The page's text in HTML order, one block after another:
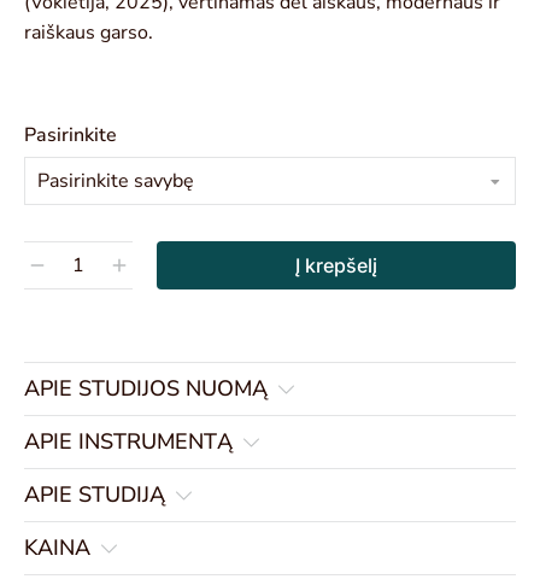
raiškaus garso.
Pasirinkite
Į krepšelį
APIE STUDIJOS NUOMĄ
APIE INSTRUMENTĄ
APIE STUDIJĄ
KAINA